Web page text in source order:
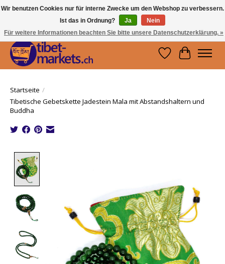
Handwerkskunst vom Dach der Welt.
Holen Sie sich ein Stück Tibet.
Wunschzettel
Ihr
Startseite /
Tibetische Gebetskette Jadestein Mala mit Abstandshaltern und
Buddha
Wir benutzen Cookies nur für interne Zwecke um den Webshop zu verbessern.
Ist das in Ordnung?
Ja
Nein
Für weitere Informationen beachten Sie bitte unsere Datenschutzerklärung. »